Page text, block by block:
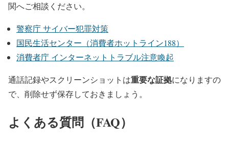
関へご相談ください。
警察庁 サイバー犯罪対策
国民生活センター（消費者ホットライン188）
消費者庁 インターネットトラブル注意喚起
通話記録やスクリーンショットは重要な証拠になりますの
で、削除せず保存しておきましょう。
よくある質問（FAQ）